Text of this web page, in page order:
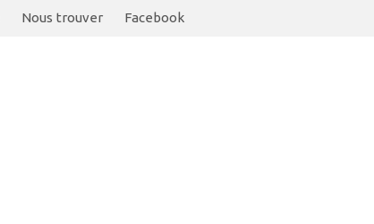
Nous trouver Facebook